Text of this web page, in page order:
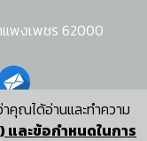
คุณได้อ่านและทำความ
ละข้อกำหนดในการ
แพงเพชร 62000
ผกา